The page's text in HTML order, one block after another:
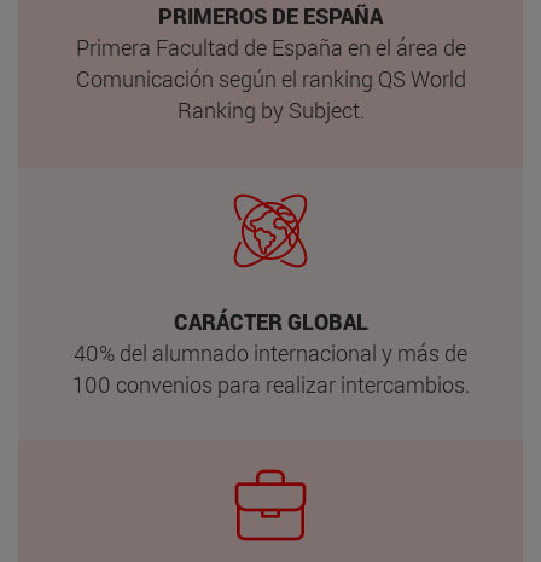
PRIMEROS DE ESPAÑA
Primera Facultad de España en el área de
Comunicación según el ranking QS World
Ranking by Subject.
CARÁCTER GLOBAL
40% del alumnado internacional y más de
100 convenios para realizar intercambios.